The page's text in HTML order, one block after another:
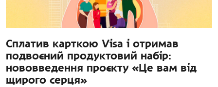
Сплатив карткою Visa і отримав
подвоєний продуктовий набір:
нововведення проєкту «Це вам від
щирого серця»